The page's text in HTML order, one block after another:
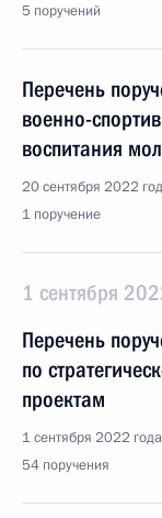
5 поручений
Перечень
военно-
воспитания
20 сентября 2022
1 поручение
1 сентября
Перечень
по
проектам
1 сентября 2022
54 поручения